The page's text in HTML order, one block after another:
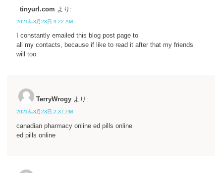
tinyurl.com より:
2021年3月23日 9:22 AM
I constantly emailed this blog post page to
all my contacts, because if like to read it after that my friends
will too.
TerryWrogy より:
2021年3月23日 2:37 PM
canadian pharmacy online ed pills online
ed pills online